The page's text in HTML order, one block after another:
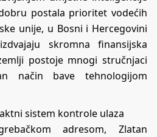
postala prioritet vodećih
unije, u Bosni i Hercegovini
skromna finansijska
postoje mnogi stručnjaci
način bave tehnologijom
sistem kontrole ulaza
adresom, Zlatan